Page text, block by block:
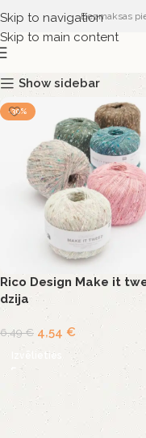
Skip to navigation
Skip to main content
Bezmaksas
Show sidebar
-30%
Rico Design Make it
dzija
6,49€ 4,54 €
Izvēlieties